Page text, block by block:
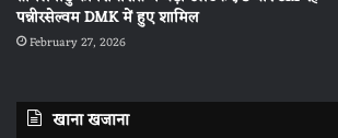
पन्नीरसेल्वम DMK में हुए शामिल
February 27, 2026
खाना खजाना